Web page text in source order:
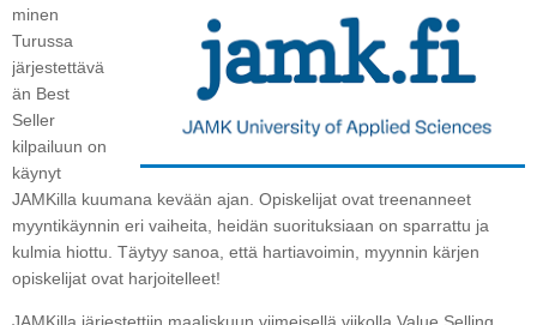
minen
Turussa
järjestettävä
än Best
Seller
kilpailuun on
käynyt
JAMKilla kuumana kevään ajan. Opiskelijat ovat treenanneet
myyntikäynnin eri vaiheita, heidän suorituksiaan on sparrattu ja
kulmia hiottu. Täytyy sanoa, että hartiavoimin, myynnin kärjen
opiskelijat ovat harjoitelleet!